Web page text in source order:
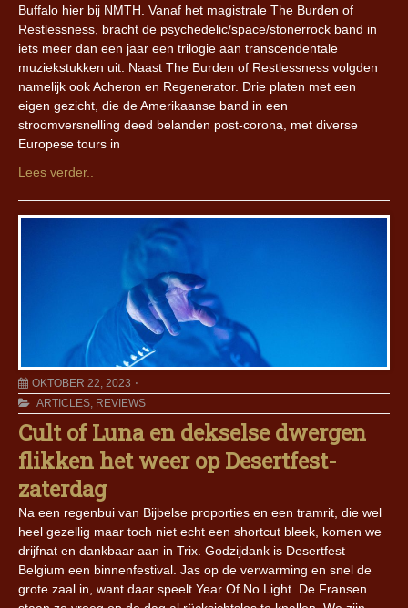
Buffalo hier bij NMTH. Vanaf het magistrale The Burden of
Restlessness, bracht de psychedelic/space/stonerrock band in
iets meer dan een jaar een trilogie aan transcendentale
muziekstukken uit. Naast The Burden of Restlessness volgden
namelijk ook Acheron en Regenerator. Drie platen met een
eigen gezicht, die de Amerikaanse band in een
stroomversnelling deed belanden post-corona, met diverse
Europese tours in
Lees verder..
OKTOBER 22, 2023
ARTICLES, REVIEWS
Cult of Luna en dekselse dwergen
flikken het weer op Desertfest-
zaterdag
Na een regenbui van Bijbelse proporties en een tramrit, die wel
heel gezellig maar toch niet echt een shortcut bleek, komen we
drijfnat en dankbaar aan in Trix. Godzijdank is Desertfest
Belgium een binnenfestival. Jas op de verwarming en snel de
grote zaal in, want daar speelt Year Of No Light. De Fransen